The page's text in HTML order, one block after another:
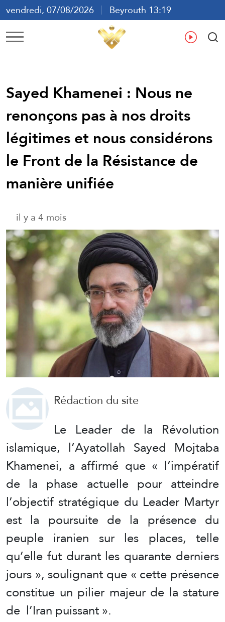
vendredi, 07/08/2026
Beyrouth 13:19
ع
Sayed Khamenei : Nous ne
renonçons pas à nos droits
légitimes et nous considérons
le Front de la Résistance de
manière unifiée
il y a 4 mois
Rédaction du site
Le Leader de la Révolution
islamique, l’Ayatollah Sayed Mojtaba
Khamenei, a affirmé que « l’impératif
de la phase actuelle pour atteindre
l’objectif stratégique du Leader Martyr
est la poursuite de la présence du
peuple iranien sur les places, telle
qu’elle fut durant les quarante derniers
jours », soulignant que « cette présence
constitue un pilier majeur de la stature
de l’Iran puissant ».